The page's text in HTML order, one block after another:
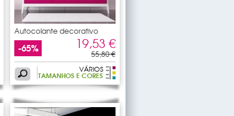
Autocolante decorativo
pauta
-65% 19,53 €
55,80 €
VÁRIOS
TAMANHOS E CORES